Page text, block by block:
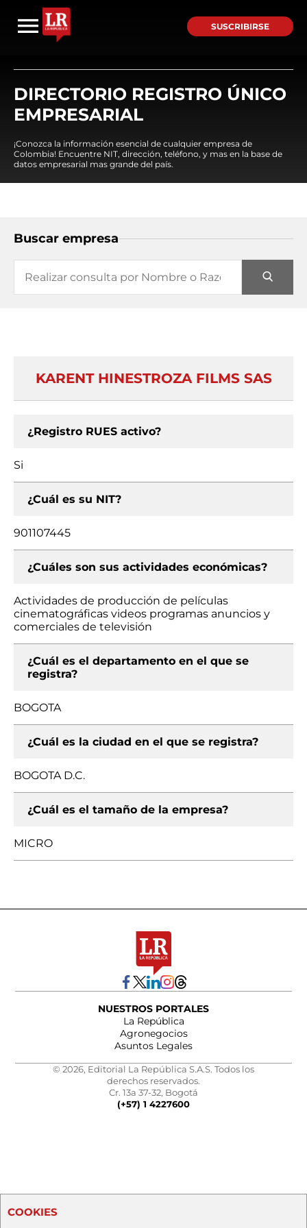
SUSCRIBIRSE
DIRECTORIO REGISTRO ÚNICO
EMPRESARIAL
¡Conozca la información esencial de cualquier empresa de
Colombia! Encuentre NIT, dirección, teléfono, y mas en la base de
datos empresarial mas grande del país.
Buscar empresa
KARENT HINESTROZA FILMS SAS
¿Registro RUES activo?
Si
¿Cuál es su NIT?
901107445
¿Cuáles son sus actividades económicas?
Actividades de producción de películas
cinematográficas videos programas anuncios y
comerciales de televisión
¿Cuál es el departamento en el que se
registra?
BOGOTA
¿Cuál es la ciudad en el que se registra?
BOGOTA D.C.
¿Cuál es el tamaño de la empresa?
MICRO
NUESTROS PORTALES
La República
Agronegocios
Asuntos Legales
© 2026, Editorial La República S.A.S. Todos los
derechos reservados.
Cr. 13a 37-32, Bogotá
(+57) 1 4227600
COOKIES